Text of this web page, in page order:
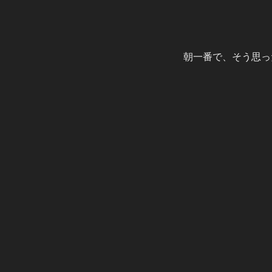
朝一番で、そう思